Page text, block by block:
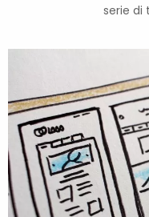
serie di